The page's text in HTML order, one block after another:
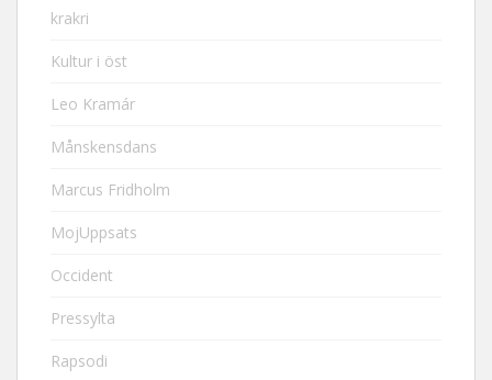
krakri
Kultur i öst
Leo Kramár
Månskensdans
Marcus Fridholm
MojUppsats
Occident
Pressylta
Rapsodi